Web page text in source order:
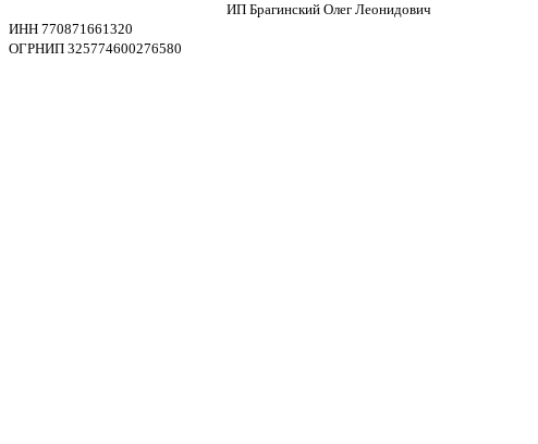
ИП Брагинский Олег Леонидович
ИНН 770871661320
ОГРНИП 325774600276580